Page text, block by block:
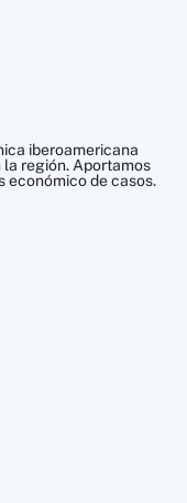
iberoamericana
región. Aportamos
económico de casos.